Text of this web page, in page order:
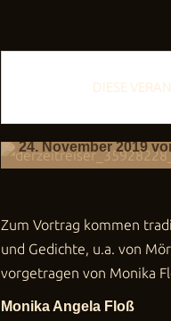
DIESE
Lesung und
Gedichte und
24. November 2019
Zum Vortrag kommen
und Gedichte, u.a. von
vorgetragen von Monika
Monika Angela Floß